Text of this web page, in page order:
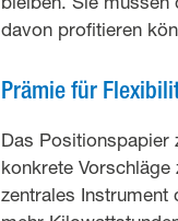
davon profitieren
Prämie für
Das Positionspapier
konkrete
zentrales Instrument